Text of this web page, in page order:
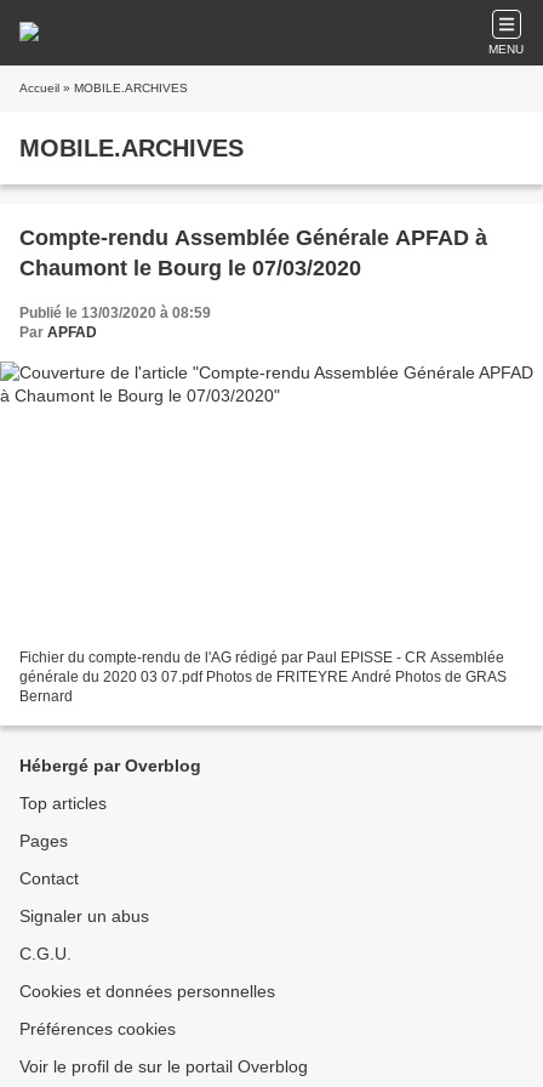
MENU
Accueil » MOBILE.ARCHIVES
MOBILE.ARCHIVES
Compte-rendu Assemblée Générale APFAD à
Chaumont le Bourg le 07/03/2020
Publié le 13/03/2020 à 08:59
Par APFAD
Fichier du compte-rendu de l'AG rédigé par Paul EPISSE - CR Assemblée
générale du 2020 03 07.pdf Photos de FRITEYRE André Photos de GRAS
Bernard
Hébergé par Overblog
Top articles
Pages
Contact
Signaler un abus
C.G.U.
Cookies et données personnelles
Préférences cookies
Voir le profil de sur le portail Overblog